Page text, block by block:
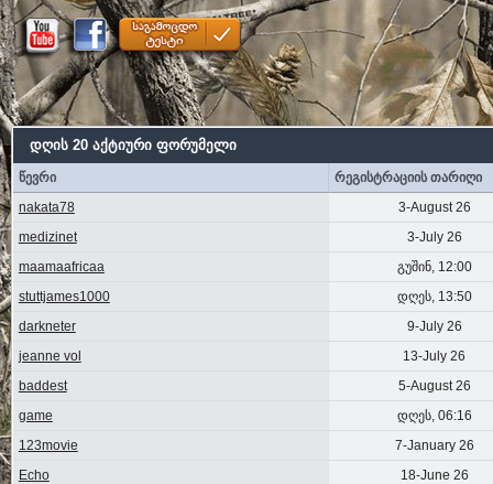
დღის 20 აქტიური ფორუმელი
წევრი
რეგისტრაციის თარიღი
nakata78
3-August 26
medizinet
3-July 26
maamaafricaa
გუშინ, 12:00
stuttjames1000
დღეს, 13:50
darkneter
9-July 26
jeanne vol
13-July 26
baddest
5-August 26
game
დღეს, 06:16
123movie
7-January 26
Echo
18-June 26